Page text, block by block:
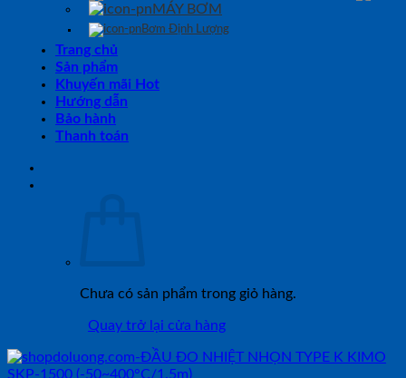
MÁY BƠM
Bơm Định Lượng
Trang chủ
Sản phẩm
Khuyến mãi Hot
Hướng dẫn
Bảo hành
Thanh toán
Chưa có sản phẩm trong giỏ hàng.
Quay trở lại cửa hàng